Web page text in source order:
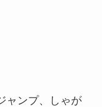
ャンプ、しゃが